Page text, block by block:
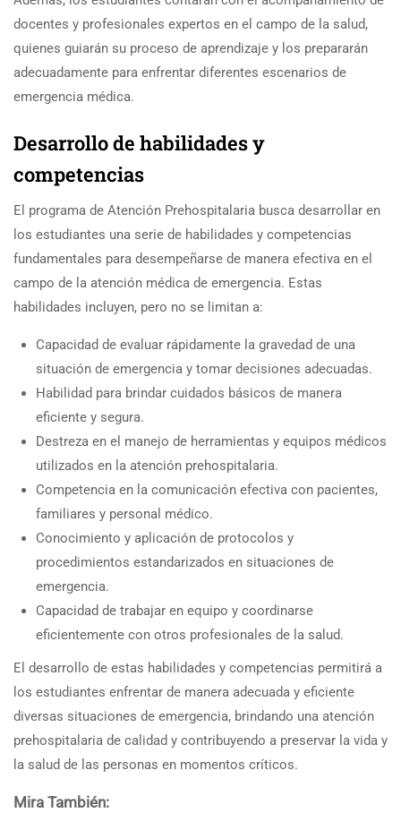
docentes y profesionales expertos en el campo de la salud,
quienes guiarán su proceso de aprendizaje y los prepararán
adecuadamente para enfrentar diferentes escenarios de
emergencia médica.
Desarrollo de habilidades y
competencias
El programa de Atención Prehospitalaria busca desarrollar en
los estudiantes una serie de habilidades y competencias
fundamentales para desempeñarse de manera efectiva en el
campo de la atención médica de emergencia. Estas
habilidades incluyen, pero no se limitan a:
Capacidad de evaluar rápidamente la gravedad de una
situación de emergencia y tomar decisiones adecuadas.
Habilidad para brindar cuidados básicos de manera
eficiente y segura.
Destreza en el manejo de herramientas y equipos médicos
utilizados en la atención prehospitalaria.
Competencia en la comunicación efectiva con pacientes,
familiares y personal médico.
Conocimiento y aplicación de protocolos y
procedimientos estandarizados en situaciones de
emergencia.
Capacidad de trabajar en equipo y coordinarse
eficientemente con otros profesionales de la salud.
El desarrollo de estas habilidades y competencias permitirá a
los estudiantes enfrentar de manera adecuada y eficiente
diversas situaciones de emergencia, brindando una atención
prehospitalaria de calidad y contribuyendo a preservar la vida y
la salud de las personas en momentos críticos.
Mira También: